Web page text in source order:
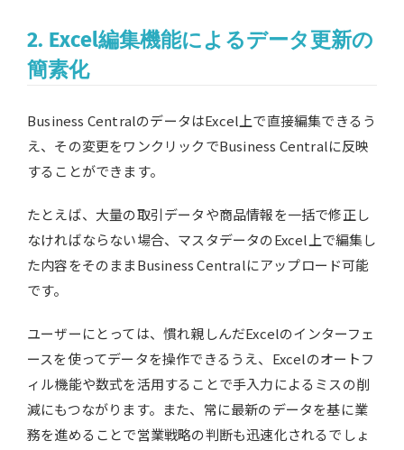
2. Excel編集機能によるデータ更新の
簡素化
Business CentralのデータはExcel上で直接編集できるう
え、その変更をワンクリックでBusiness Centralに反映
することができます。
たとえば、大量の取引データや商品情報を一括で修正し
なければならない場合、マスタデータのExcel上で編集し
た内容をそのままBusiness Centralにアップロード可能
です。
ユーザーにとっては、慣れ親しんだExcelのインターフェ
ースを使ってデータを操作できるうえ、Excelのオートフ
ィル機能や数式を活用することで手入力によるミスの削
減にもつながります。また、常に最新のデータを基に業
務を進めることで営業戦略の判断も迅速化されるでしょ